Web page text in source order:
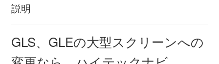
説明
GLS、GLEの大型スクリーンへの